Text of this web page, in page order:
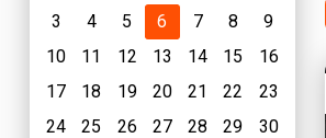
3
4 5 6 7 8
9
10
11 12 13 14 15
16
17
18 19 20 21 22
23
24
25 26 27 28 29
30